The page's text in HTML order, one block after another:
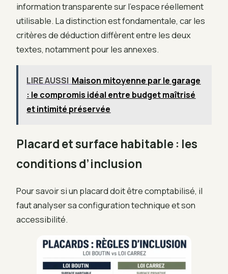
information transparente sur l’espace réellement
utilisable. La distinction est fondamentale, car les
critères de déduction diffèrent entre les deux
textes, notamment pour les annexes.
LIRE AUSSI Maison mitoyenne par le garage
: le compromis idéal entre budget maîtrisé
et intimité préservée
Placard et surface habitable : les
conditions d’inclusion
Pour savoir si un placard doit être comptabilisé, il
faut analyser sa configuration technique et son
accessibilité.